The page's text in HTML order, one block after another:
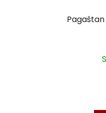
Pagaštan